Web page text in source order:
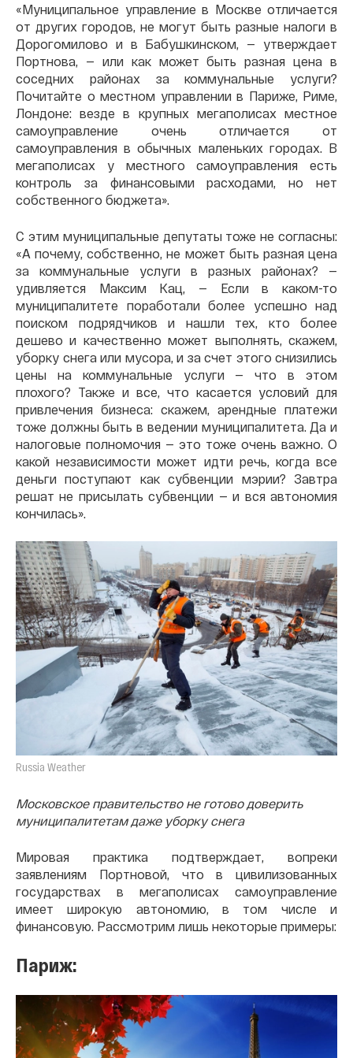
«Муниципальное управление в Москве отличается
от других городов, не могут быть разные налоги в
Дорогомилово и в Бабушкинском, — утверждает
Портнова, — или как может быть разная цена в
соседних районах за коммунальные услуги?
Почитайте о местном управлении в Париже, Риме,
Лондоне: везде в крупных мегаполисах местное
самоуправление очень отличается от
самоуправления в обычных маленьких городах. В
мегаполисах у местного самоуправления есть
контроль за финансовыми расходами, но нет
собственного бюджета».
С этим муниципальные депутаты тоже не согласны:
«А почему, собственно, не может быть разная цена
за коммунальные услуги в разных районах? —
удивляется Максим Кац, — Если в каком-то
муниципалитете поработали более успешно над
поиском подрядчиков и нашли тех, кто более
дешево и качественно может выполнять, скажем,
уборку снега или мусора, и за счет этого снизились
цены на коммунальные услуги — что в этом
плохого? Также и все, что касается условий для
привлечения бизнеса: скажем, арендные платежи
тоже должны быть в ведении муниципалитета. Да и
налоговые полномочия — это тоже очень важно. О
какой независимости может идти речь, когда все
деньги поступают как субвенции мэрии? Завтра
решат не присылать субвенции — и вся автономия
кончилась».
Russia Weather
Московское правительство не готово доверить
муниципалитетам даже уборку снега
Мировая практика подтверждает, вопреки
заявлениям Портновой, что в цивилизованных
государствах в мегаполисах самоуправление
имеет широкую автономию, в том числе и
финансовую. Рассмотрим лишь некоторые примеры:
Париж: